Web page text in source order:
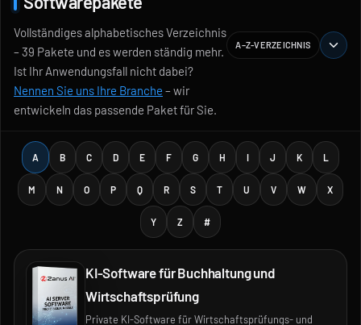
Vollständiges alphabetisches Verzeichnis
– 39 Pakete und es werden ständig mehr.
Ist Ihr Anwendungsfall nicht dabei?
Nennen Sie uns Ihre Branche – wir
entwickeln das passende Paket für Sie.
A–Z-VERZEICHNIS
A B C D E F G H I J K L
M N O P Q R S T U V W X
Y Z #
KI-Software für Buchhaltung und
Wirtschaftsprüfung
Private KI-Software für Wirtschaftsprüfungs- und